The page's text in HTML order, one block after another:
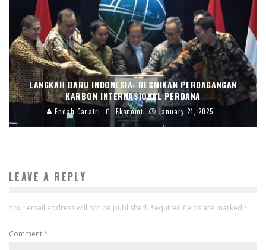
LANGKAH BARU INDONESIA: RESMIKAN PERDAGANGAN
KARBON INTERNASIONAL PERDANA
Endah Caratri Ekonomi January 21, 2025
LEAVE A REPLY
Your email address will not be published. Required fields are marked *
Comment*